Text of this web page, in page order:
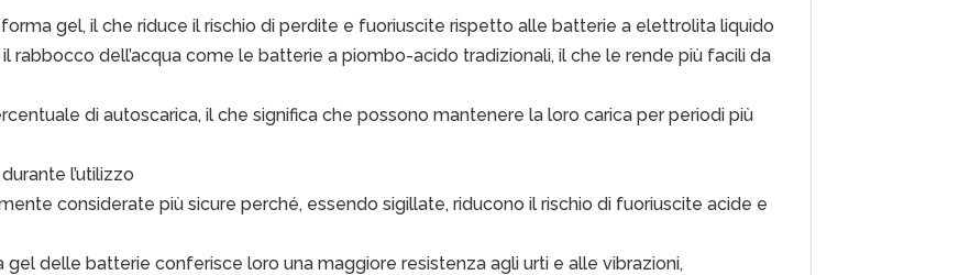
forma gel, il che riduce il rischio di perdite e fuoriuscite rispetto alle batterie a elettrolita liquido
rabbocco dell’acqua come le batterie a piombo-acido tradizionali, il che le rende più facili da
di autoscarica, il che significa che possono mantenere la loro carica per periodi più
l’utilizzo
considerate più sicure perché, essendo sigillate, riducono il rischio di fuoriuscite acide e
gel delle batterie conferisce loro una maggiore resistenza agli urti e alle vibrazioni,